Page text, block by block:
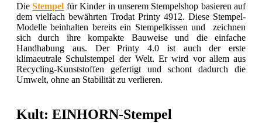
DieStempel für Kinder in unserem Stempelshop basieren auf
dem vielfach bewährten Trodat Printy 4912. Diese Stempel-
Modelle beinhalten bereits ein Stempelkissen und zeichnen
sich durch ihre kompakte Bauweise und die einfache
Handhabung aus. Der Printy 4.0 ist auch der erste
klimaeutrale Schulstempel der Welt. Er wird vor allem aus
Recycling-Kunststoffen gefertigt und schont dadurch die
Umwelt, ohne an Stabilität zu verlieren.
Kult: EINHORN-Stempel